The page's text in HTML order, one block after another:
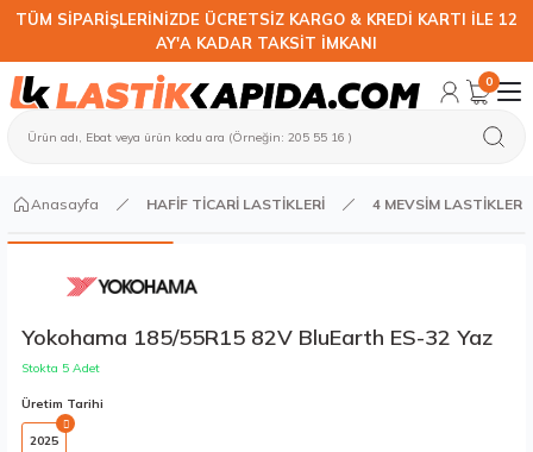
TÜM SİPARİŞLERİNİZDE ÜCRETSİZ KARGO & KREDİ KARTI İLE 12
AY'A KADAR TAKSİT İMKANI
0
Anasayfa HAFİF TİCARİ LASTİKLERİ 4 MEVSİM LASTİKLER
Yokohama 185/55R15 82V BluEarth ES-32 Yaz
Stokta 5 Adet
Üretim Tarihi
2025